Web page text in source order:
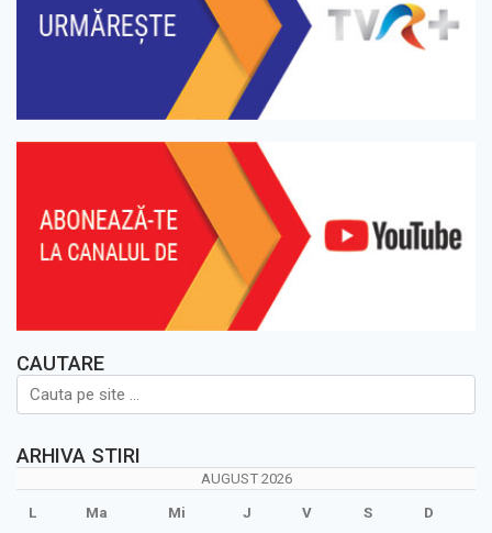
CAUTARE
ARHIVA STIRI
AUGUST 2026
L Ma Mi J V S D